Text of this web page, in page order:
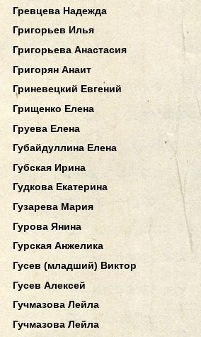
Гревцева Надежда
Григорьев Илья
Григорьева Анастасия
Григорян Анаит
Гриневецкий Евгений
Грищенко Елена
Груева Елена
Губайдуллина Елена
Губская Ирина
Гудкова Екатерина
Гузарева Мария
Гурова Янина
Гурская Анжелика
Гусев (младший) Виктор
Гусев Алексей
Гучмазова Лейла
Гучмазова Лейла